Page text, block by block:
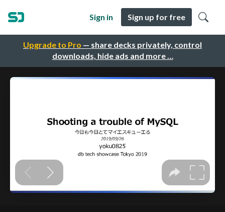
Upgrade to Pro — share decks privately, control
downloads, hide ads and more …
Sign in Sign up for free